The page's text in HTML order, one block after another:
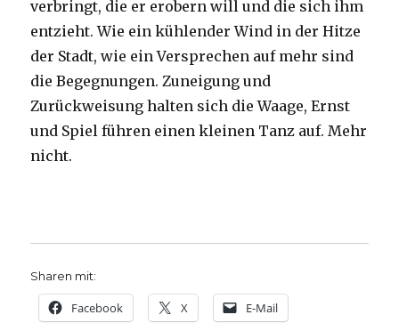
verbringt, die er erobern will und die sich ihm
entzieht. Wie ein kühlender Wind in der Hitze
der Stadt, wie ein Versprechen auf mehr sind
die Begegnungen. Zuneigung und
Zurückweisung halten sich die Waage, Ernst
und Spiel führen einen kleinen Tanz auf. Mehr
nicht.
Sharen mit:
Facebook X E-Mail